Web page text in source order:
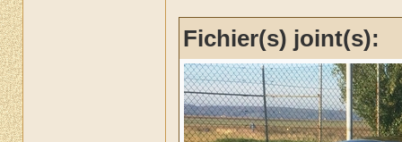
Fichier(s) joint(s):